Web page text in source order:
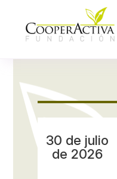
30 de julio
de 2026